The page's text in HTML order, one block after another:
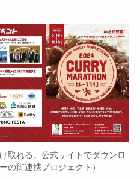
取れる。公式サイトでダウンロ
の街連携プロジェクト）